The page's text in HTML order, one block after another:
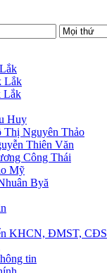
Lắk
Lắk
Huy
Thị Nguyên Thảo
Thiên Văn
Công Thái
Mỹ
Byă
KHCN, ĐMST, CĐS
tin